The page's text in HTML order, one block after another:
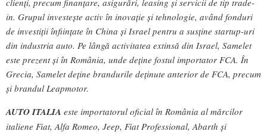
clienți, precum finanțare, asigurări, leasing și servicii de tip trade-
in. Grupul investește activ în inovație și tehnologie, având fonduri
de investiții înființate în China și Israel pentru a susține startup-uri
din industria auto. Pe lângă activitatea extinsă din Israel, Samelet
este prezent și în România, unde deține fostul importator FCA. În
Grecia, Samelet deține brandurile deținute anterior de FCA, precum
și brandul Leapmotor.
AUTO ITALIA este importatorul oficial în România al mărcilor
italiene Fiat, Alfa Romeo, Jeep, Fiat Professional, Abarth și